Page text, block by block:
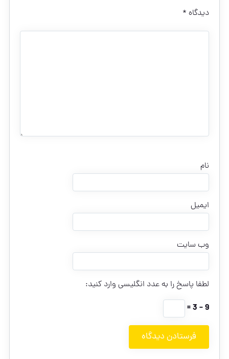
دیدگاه *
نام
ایمیل
وب‌ سایت
لطفا پاسخ را به عدد انگلیسی وارد کنید:
9 − 3 =